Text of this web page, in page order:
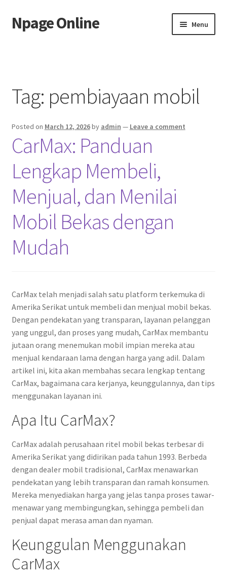
Skip
to
Skip
to
Npage Online Menu
Tag: pembiayaan mobil
Posted on March 12, 2026by admin — Leave a comment
CarMax: Panduan
Lengkap Membeli,
Menjual, dan Menilai
Mobil Bekas dengan
Mudah
CarMax telah menjadi salah satu platform terkemuka di
Amerika Serikat untuk membeli dan menjual mobil bekas.
Dengan pendekatan yang transparan, layanan pelanggan
yang unggul, dan proses yang mudah, CarMax membantu
jutaan orang menemukan mobil impian mereka atau
menjual kendaraan lama dengan harga yang adil. Dalam
artikel ini, kita akan membahas secara lengkap tentang
CarMax, bagaimana cara kerjanya, keunggulannya, dan tips
menggunakan layanan ini.
Apa Itu CarMax?
CarMax adalah perusahaan ritel mobil bekas terbesar di
Amerika Serikat yang didirikan pada tahun 1993. Berbeda
dengan dealer mobil tradisional, CarMax menawarkan
pendekatan yang lebih transparan dan ramah konsumen.
Mereka menyediakan harga yang jelas tanpa proses tawar-
menawar yang membingungkan, sehingga pembeli dan
penjual dapat merasa aman dan nyaman.
Keunggulan Menggunakan
CarMax